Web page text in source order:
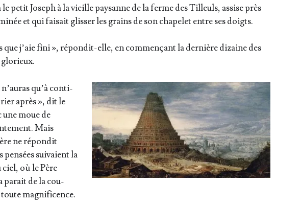
petit Joseph à la vieille pay­sanne de la ferme des Tilleuls, assise près
et qui fai­sait glis­ser les grains de son cha­pe­let entre ses doigts.
que j’aie fini », répon­dit-elle, en com­men­çant la der­nière dizaine des
qu’à conti­
après », dit le
une moue de
Mais
ne répon­dit
pen­sées sui­vaient la
ciel, où le Père
parait de la cou­
magnificence.